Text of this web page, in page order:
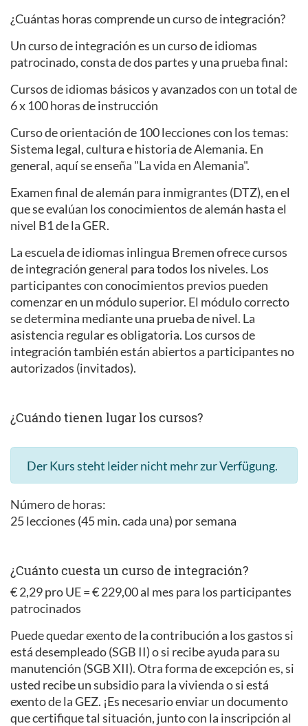
¿Cuántas horas comprende un curso de integración?
Un curso de integración es un curso de idiomas
patrocinado, consta de dos partes y una prueba final:
Cursos de idiomas básicos y avanzados con un total de
6 x 100 horas de instrucción
Curso de orientación de 100 lecciones con los temas:
Sistema legal, cultura e historia de Alemania. En
general, aquí se enseña "La vida en Alemania".
Examen final de alemán para inmigrantes (DTZ), en el
que se evalúan los conocimientos de alemán hasta el
nivel B1 de la GER.
La escuela de idiomas inlingua Bremen ofrece cursos
de integración general para todos los niveles. Los
participantes con conocimientos previos pueden
comenzar en un módulo superior. El módulo correcto
se determina mediante una prueba de nivel. La
asistencia regular es obligatoria. Los cursos de
integración también están abiertos a participantes no
autorizados (invitados).
¿Cuándo tienen lugar los cursos?
Der Kurs steht leider nicht mehr zur Verfügung.
Número de horas:
25 lecciones (45 min. cada una) por semana
¿Cuánto cuesta un curso de integración?
€ 2,29 pro UE = € 229,00 al mes para los participantes
patrocinados
Puede quedar exento de la contribución a los gastos si
está desempleado (SGB II) o si recibe ayuda para su
manutención (SGB XII). Otra forma de excepción es, si
usted recibe un subsidio para la vivienda o si está
exento de la GEZ. ¡Es necesario enviar un documento
que certifique tal situación, junto con la inscripción al